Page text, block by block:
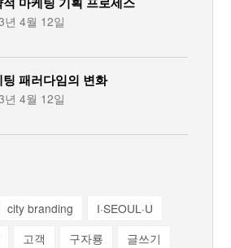
년 4월 12일
팅 패러다임의 변화
년 4월 12일
city branding
I·SEOUL·U
고객 구자룡
글쓰기